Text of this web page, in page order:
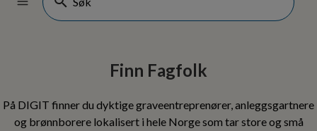
Finn Fagfolk
På DIGIT finner du dyktige graveentreprenører, anleggsgartnere
og brønnborere lokalisert i hele Norge som tar store og små